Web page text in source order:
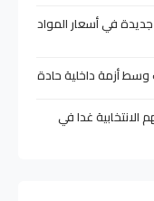
في أسعار المواد
وسط أزمة داخلية حادة
غدا في